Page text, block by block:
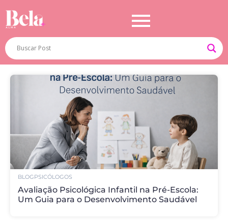
BLOGPSICÓLOGOS
Avaliação Psicológica Infantil na Pré-Escola:
Um Guia para o Desenvolvimento Saudável